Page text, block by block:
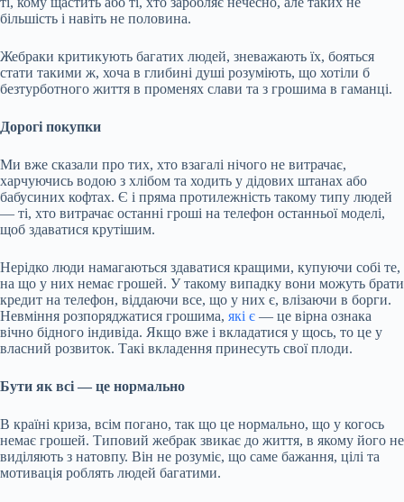
більшість і навіть не половина.
Жебраки критикують багатих людей, зневажають їх, бояться
стати такими ж, хоча в глибині душі розуміють, що хотіли б
безтурботного життя в променях слави та з грошима в гаманці.
Дорогі покупки
Ми вже сказали про тих, хто взагалі нічого не витрачає,
харчуючись водою з хлібом та ходить у дідових штанах або
бабусиних кофтах. Є і пряма протилежність такому типу людей
— ті, хто витрачає останні гроші на телефон останньої моделі,
щоб здаватися крутішим.
Нерідко люди намагаються здаватися кращими, купуючи собі те,
на що у них немає грошей. У такому випадку вони можуть брати
кредит на телефон, віддаючи все, що у них є, влізаючи в борги.
Невміння розпоряджатися грошима, які є — це вірна ознака
вічно бідного індивіда. Якщо вже і вкладатися у щось, то це у
власний розвиток. Такі вкладення принесуть свої плоди.
Бути як всі — це нормально
В країні криза, всім погано, так що це нормально, що у когось
немає грошей. Типовий жебрак звикає до життя, в якому його не
виділяють з натовпу. Він не розуміє, що саме бажання, цілі та
мотивація роблять людей багатими.